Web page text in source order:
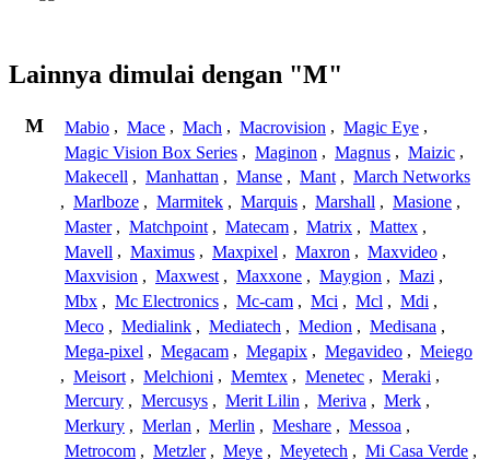
Lainnya dimulai dengan "M"
M Mabio , Mace , Mach , Macrovision , Magic Eye ,
Magic Vision Box Series , Maginon , Magnus , Maizic ,
Makecell , Manhattan , Manse , Mant , March Networks
, Marlboze , Marmitek , Marquis , Marshall , Masione ,
Master , Matchpoint , Matecam , Matrix , Mattex ,
Mavell , Maximus , Maxpixel , Maxron , Maxvideo ,
Maxvision , Maxwest , Maxxone , Maygion , Mazi ,
Mbx , Mc Electronics , Mc-cam , Mci , Mcl , Mdi ,
Meco , Medialink , Mediatech , Medion , Medisana ,
Mega-pixel , Megacam , Megapix , Megavideo , Meiego
, Meisort , Melchioni , Memtex , Menetec , Meraki ,
Mercury , Mercusys , Merit Lilin , Meriva , Merk ,
Merkury , Merlan , Merlin , Meshare , Messoa ,
Metrocom , Metzler , Meye , Meyetech , Mi Casa Verde ,